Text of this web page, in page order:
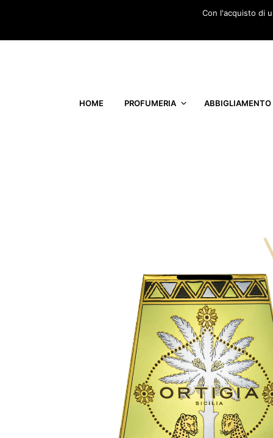
Con l'acquisto di
HOME PROFUMERIA ABBIGLIAMENTO